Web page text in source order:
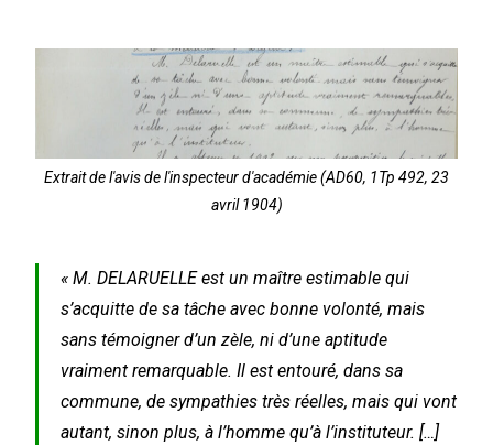
Extrait de l'avis de l'inspecteur d'académie (AD60, 1Tp 492, 23
avril 1904)
« M. DELARUELLE est un maître estimable qui
s’acquitte de sa tâche avec bonne volonté, mais
sans témoigner d’un zèle, ni d’une aptitude
vraiment remarquable. Il est entouré, dans sa
commune, de sympathies très réelles, mais qui vont
autant, sinon plus, à l’homme qu’à l’instituteur. […]